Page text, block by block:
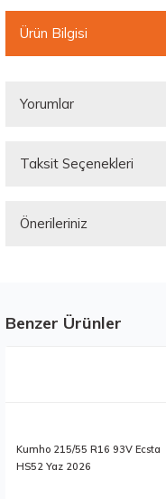
Ürün Bilgisi
Yorumlar
Taksit Seçenekleri
Önerileriniz
Görüş ve önerileriniz için
Bu ürüne benzer farklı
Benzer Ürünler
Kumho 215/55 R16 93V Ecsta
HS52 Yaz 2026